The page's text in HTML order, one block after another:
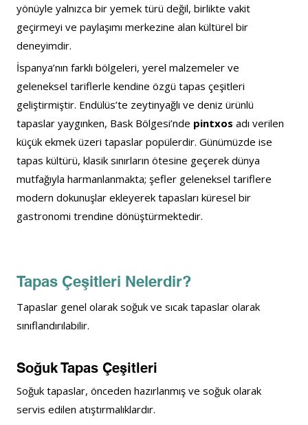
yönüyle yalnızca bir yemek türü değil, birlikte vakit
geçirmeyi ve paylaşımı merkezine alan kültürel bir
deneyimdir.
İspanya’nın farklı bölgeleri, yerel malzemeler ve
geleneksel tariflerle kendine özgü tapas çeşitleri
geliştirmiştir. Endülüs’te zeytinyağlı ve deniz ürünlü
tapaslar yaygınken, Bask Bölgesi’nde pintxos adı verilen
küçük ekmek üzeri tapaslar popülerdir. Günümüzde ise
tapas kültürü, klasik sınırların ötesine geçerek dünya
mutfağıyla harmanlanmakta; şefler geleneksel tariflere
modern dokunuşlar ekleyerek tapasları küresel bir
gastronomi trendine dönüştürmektedir.
Tapas Çeşitleri Nelerdir?
Tapaslar genel olarak soğuk ve sıcak tapaslar olarak
sınıflandırılabilir.
Soğuk Tapas Çeşitleri
Soğuk tapaslar, önceden hazırlanmış ve soğuk olarak
servis edilen atıştırmalıklardır.